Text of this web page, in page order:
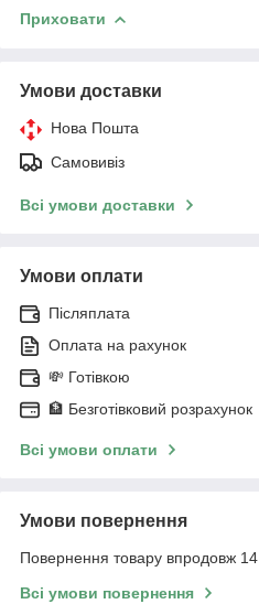
Приховати
Умови доставки
Нова Пошта
Самовивіз
Всі умови доставки
Умови оплати
Післяплата
Оплата на рахунок
💸 Готівкою
🏦 Безготівковий розрахунок
Всі умови оплати
Умови повернення
Повернення товару впродовж 14
Всі умови повернення